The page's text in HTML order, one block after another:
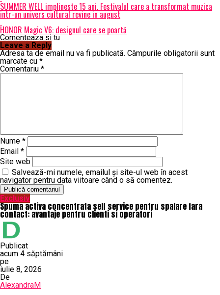
SUMMER WELL implineste 15 ani. Festivalul care a transformat muzica
intr-un univers cultural revine in august
HONOR Magic V6: designul care se poartă
Comenteaza si tu
Leave a Reply
Adresa ta de email nu va fi publicată. Câmpurile obligatorii sunt
marcate cu *
Comentariu *
Nume *
Email *
Site web
Salvează-mi numele, emailul și site-ul web în acest
navigator pentru data viitoare când o să comentez.
Exclusiv
Spuma activa concentrata self service pentru spalare fara
contact: avantaje pentru clienti si operatori
Publicat
acum 4 săptămâni
pe
iulie 8, 2026
De
AlexandraM